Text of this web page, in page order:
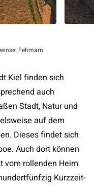
Fehmarn
Kiel finden sich
auch
Stadt, Natur und
auf dem
Dieses findet sich
Auch dort können
vom rollenden Heim
Kurzzeit-